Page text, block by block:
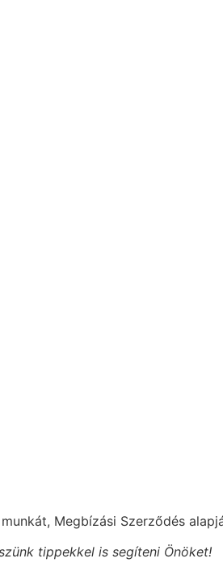
Megbízási Szerződés
tippekkel is segíteni Önöket!